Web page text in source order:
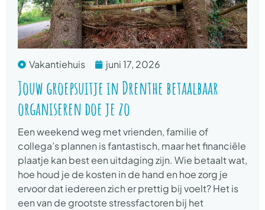
Vakantiehuis juni 17, 2026
Jouw groepsuitje in Drenthe betaalbaar
organiseren doe je zo
Een weekend weg met vrienden, familie of
collega’s plannen is fantastisch, maar het financiële
plaatje kan best een uitdaging zijn. Wie betaalt wat,
hoe houd je de kosten in de hand en hoe zorg je
ervoor dat iedereen zich er prettig bij voelt? Het is
een van de grootste stressfactoren bij het